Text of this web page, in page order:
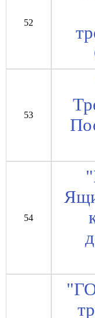
52
53
54